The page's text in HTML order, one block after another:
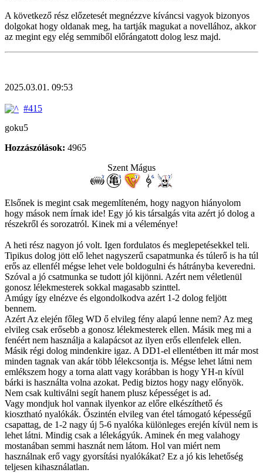
A következő rész előzetesét megnézzve kíváncsi vagyok bizonyos
dolgokat hogy oldanak meg, ha tartják magukat a novellához, akkor
az megint egy elég semmiből előrángatott dolog lesz majd.
2025.03.01. 09:53
#415
goku5
Hozzászólások: 4965
Szent Mágus
Elsőnek is megint csak megemlíteném, hogy nagyon hiányolom
hogy mások nem írnak ide! Egy jó kis társalgás vita azért jó dolog a
részekről és sorozatról. Kinek mi a véleménye!
A heti rész nagyon jó volt. Igen fordulatos és meglepetésekkel teli.
Tipikus dolog jött elő lehet nagyszerű csapatmunka és túlerő is ha túl
erős az ellenfél mégse lehet vele boldogulni és hátrányba keveredni.
Szóval a jó csatmunka se tudott jól kijönni. Azért nem véletlenül
gonosz lélekmesterek sokkal magasabb szinttel.
Amúgy így elnézve és elgondolkodva azért 1-2 dolog feljött
bennem.
Azért Az elején főleg WD ő elvileg fény alapú lenne nem? Az meg
elvileg csak erősebb a gonosz lélekmesterek ellen. Másik meg mi a
fenéért nem használja a kalapácsot az ilyen erős ellenfelek ellen.
Másik régi dolog mindenkire igaz. A DD1-el ellentétben itt már most
minden tagnak van akár több lélekcsontja is. Mégse lehet látni nem
emlékszem hogy a torna alatt vagy korábban is hogy YH-n kívül
bárki is használta volna azokat. Pedig biztos hogy nagy előnyök.
Nem csak kultiválni segít hanem plusz képességet is ad.
Vagy mondjuk hol vannak ilyenkor az előre elkészíthető és
kiosztható nyalókák. Őszintén elvileg van étel támogató képességű
csapattag, de 1-2 nagy új 5-6 nyalóka különleges erején kívül nem is
lehet látni. Mindig csak a lélekágyúk. Aminek én meg valahogy
mostanában semmi hasznát nem látom. Hol van miért nem
használnak erő vagy gyorsítási nyalókákat? Ez a jó kis lehetőség
teljesen kihasználatlan.